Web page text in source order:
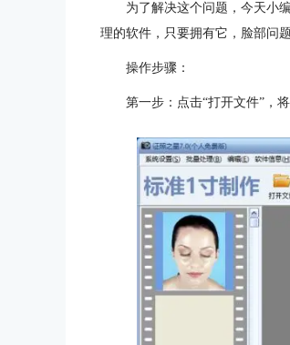
为了解决这个问题，今天小
理的软件，只要拥有它，脸部问
操作步骤：
第一步：点击“打开文件”，